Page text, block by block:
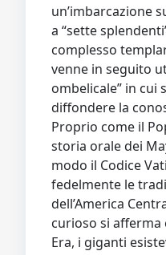
un’imbarcazione
a “sette
complesso
venne in seguito
ombelicale” in cui
diffondere la
Proprio come il
storia orale dei
modo il Codice
fedelmente le
dell’America
curioso si afferma
Era, i giganti